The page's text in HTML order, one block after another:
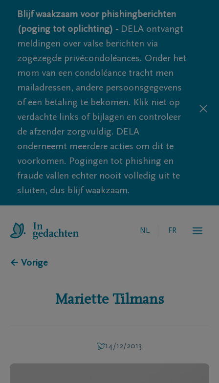
Blijf waakzaam voor phishingberichten
(poging tot oplichting) - DELA ontvangt
meldingen over valse berichten via
zogezegde privécondoléances. Onder het
mom van een condoléance tracht men
mailadressen, andere persoonsgegevens
of een betaling te bekomen. Klik niet op
verdachte links of bijlagen en controleer
de afzender zorgvuldig. DELA
onderneemt meerdere acties om dit te
voorkomen. Pogingen tot phishing en
fraude vallen echter nooit volledig uit te
sluiten, dus blijf waakzaam.
NL FR
← Vorige
Mariette Tilmans
14/12/2013